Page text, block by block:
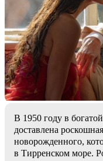
В 1950 году в
доставлена
новорожденного,
в Тирренском море.